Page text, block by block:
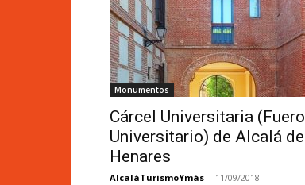
Monumentos
Cárcel Universitaria (Fuero
Universitario) de Alcalá de
Henares
AlcaláTurismoYmás - 11/09/2018